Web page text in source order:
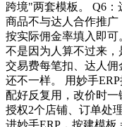
跨境"两套模板。 Q6
商品不与达人合作推广
按实际佣金率填入即可
不是因为人算不过来，
交易费每笔扣、达人
还不一样。 用妙手
配好反复用，改价时
授权2个店铺、订单处
进妙手ERP，按建模板